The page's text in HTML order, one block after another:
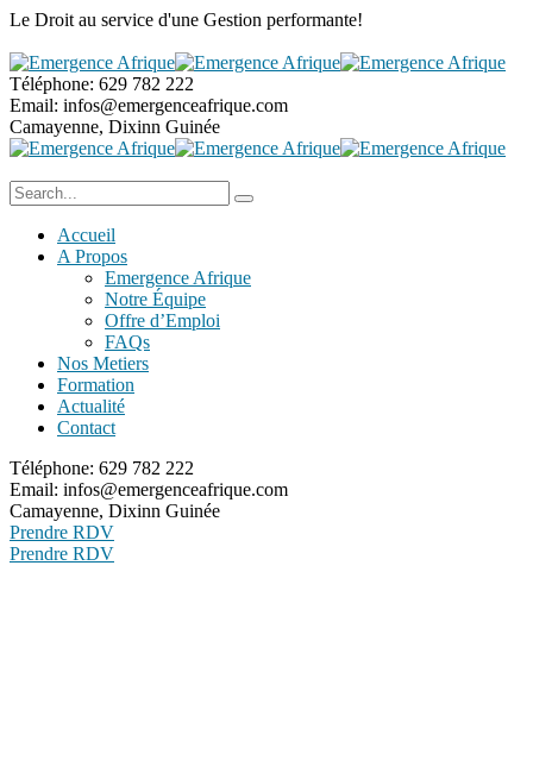
Le Droit au service d'une Gestion performante!
Téléphone: 629 782 222
Email: infos@emergenceafrique.com
Camayenne, Dixinn Guinée
Accueil
A Propos
Emergence Afrique
Notre Équipe
Offre d’Emploi
FAQs
Nos Metiers
Formation
Actualité
Contact
Téléphone: 629 782 222
Email: infos@emergenceafrique.com
Camayenne, Dixinn Guinée
Prendre RDV
Prendre RDV